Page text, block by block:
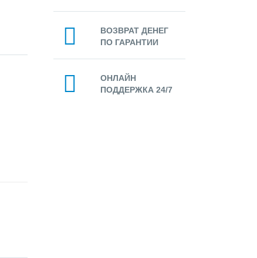
ВОЗВРАТ ДЕНЕГ
ПО ГАРАНТИИ
ОНЛАЙН
ПОДДЕРЖКА 24/7